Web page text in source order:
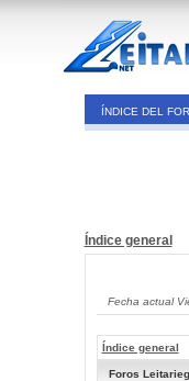
ÍNDICE DEL
Índice general
Fecha actual
Índice general
Foros